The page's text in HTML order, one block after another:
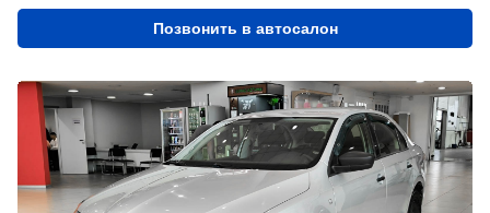
Позвонить в автосалон